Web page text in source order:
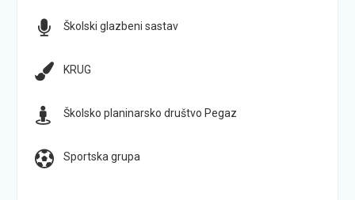
Školski glazbeni sastav
KRUG
Školsko planinarsko društvo Pegaz
Sportska grupa